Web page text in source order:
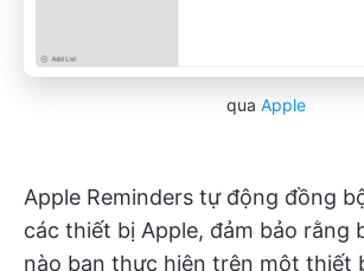
qua Apple
Apple Reminders tự động đồng
các thiết bị Apple, đảm bảo rằng
nào bạn thực hiện trên một thiết